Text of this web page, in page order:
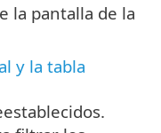
la pantalla de la
y la tabla